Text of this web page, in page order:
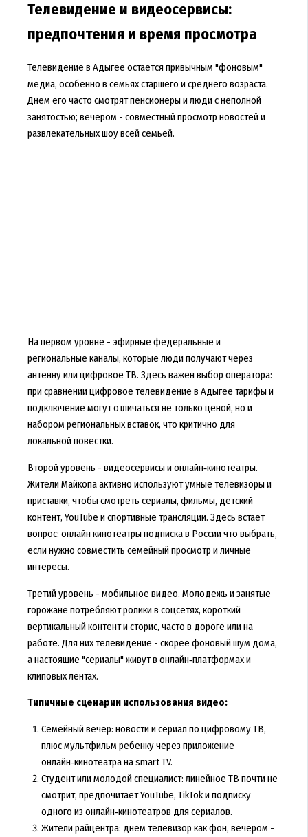
Телевидение и видеосервисы:
предпочтения и время просмотра
Телевидение в Адыгее остается привычным "фоновым"
медиа, особенно в семьях старшего и среднего возраста.
Днем его часто смотрят пенсионеры и люди с неполной
занятостью; вечером - совместный просмотр новостей и
развлекательных шоу всей семьей.
На первом уровне - эфирные федеральные и
региональные каналы, которые люди получают через
антенну или цифровое ТВ. Здесь важен выбор оператора:
при сравнении цифровое телевидение в Адыгее тарифы и
подключение могут отличаться не только ценой, но и
набором региональных вставок, что критично для
локальной повестки.
Второй уровень - видеосервисы и онлайн‑кинотеатры.
Жители Майкопа активно используют умные телевизоры и
приставки, чтобы смотреть сериалы, фильмы, детский
контент, YouTube и спортивные трансляции. Здесь встает
вопрос: онлайн кинотеатры подписка в России что выбрать,
если нужно совместить семейный просмотр и личные
интересы.
Третий уровень - мобильное видео. Молодежь и занятые
горожане потребляют ролики в соцсетях, короткий
вертикальный контент и сторис, часто в дороге или на
работе. Для них телевидение - скорее фоновый шум дома,
а настоящие "сериалы" живут в онлайн‑платформах и
клиповых лентах.
Типичные сценарии использования видео:
Семейный вечер: новости и сериал по цифровому ТВ,
плюс мультфильм ребенку через приложение
онлайн‑кинотеатра на smart TV.
Студент или молодой специалист: линейное ТВ почти не
смотрит, предпочитает YouTube, TikTok и подписку
одного из онлайн‑кинотеатров для сериалов.
Жители райцентра: днем телевизор как фон, вечером -